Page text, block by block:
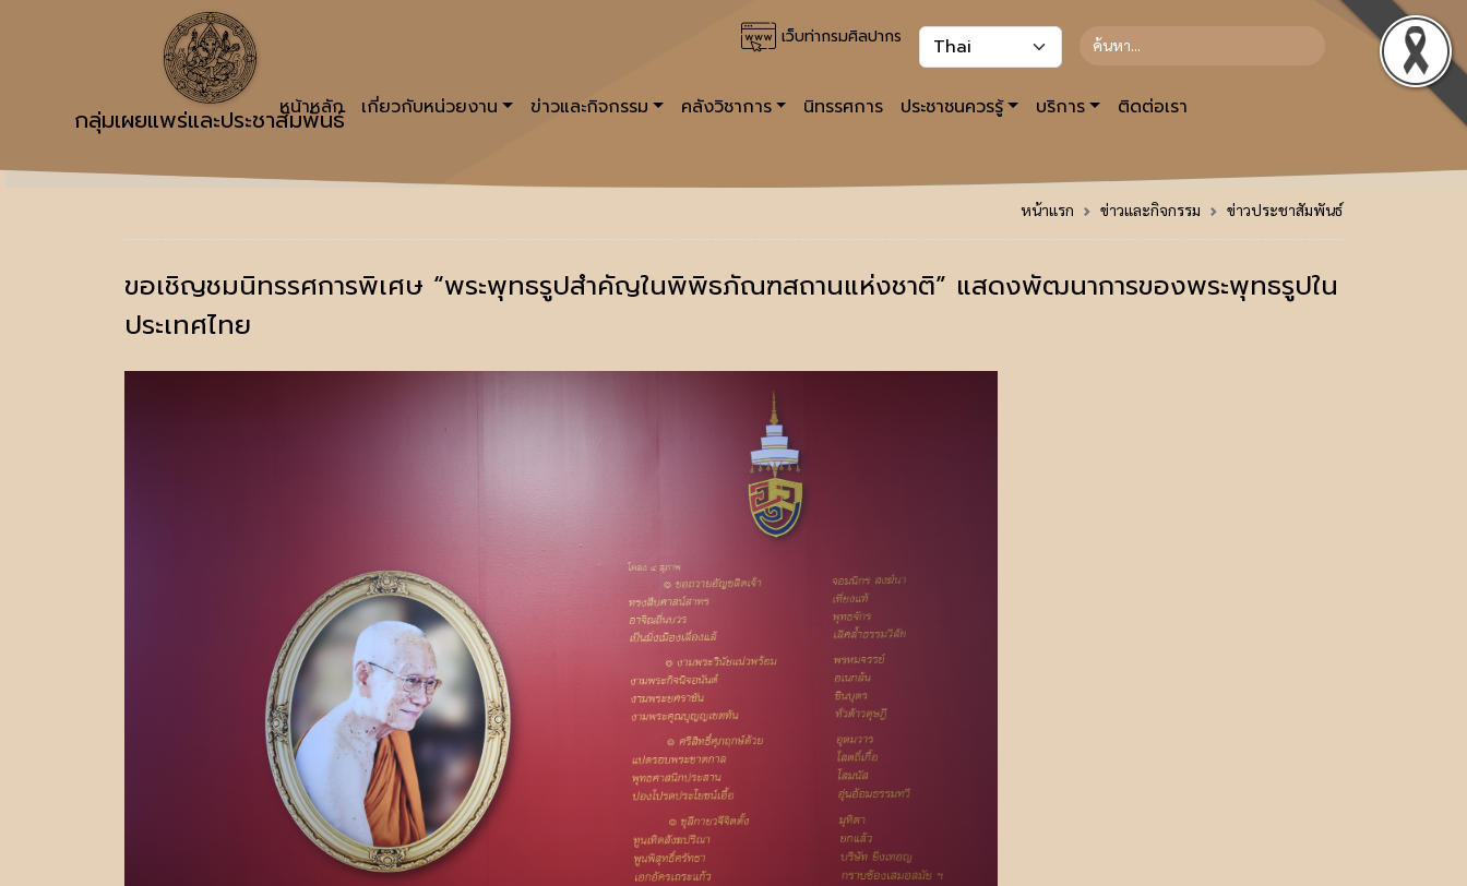
เว็บท่ากรมศิลปากร
กลุ่มเผยแพร่และประชาสัมพันธ์
หน้าหลัก เกี่ยวกับหน่วยงาน ข่าวและกิจกรรม คลังวิชาการ นิทรรศการ ประชาชนควรรู้ บริการ ติดต่อเรา
หน้าแรก ข่าวและกิจกรรม ข่าวประชาสัมพันธ์
ขอเชิญชมนิทรรศการพิเศษ “พระพุทธรูปสำคัญในพิพิธภัณฑสถานแห่งชาติ” แสดงพัฒนาการของพระพุทธรูปใน
ประเทศไทย